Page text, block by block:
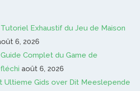
Exhaustif du Jeu de Maison
6, 2026
Complet du Game de
août 6, 2026
Ultieme Gids over Dit Meeslepende